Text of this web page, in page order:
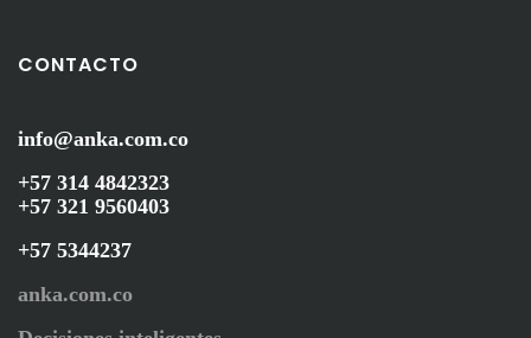
CONTACTO
info@anka.com.co
+57 314 4842323
+57 321 9560403
+57 5344237
anka.com.co